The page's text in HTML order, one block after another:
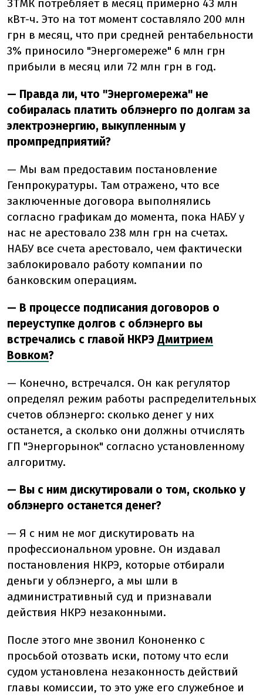
ЗТМК потребляет в месяц примерно 43 млн
кВт-ч. Это на тот момент составляло 200 млн
грн в месяц, что при средней рентабельности
3% приносило "Энергомереже" 6 млн грн
прибыли в месяц или 72 млн грн в год.
— Правда ли, что "Энергомережа" не
собиралась платить облэнерго по долгам за
электроэнергию, выкупленным у
промпредприятий?
— Мы вам предоставим постановление
Генпрокуратуры. Там отражено, что все
заключенные договора выполнялись
согласно графикам до момента, пока НАБУ у
нас не арестовало 238 млн грн на счетах.
НАБУ все счета арестовало, чем фактически
заблокировало работу компании по
банковским операциям.
— В процессе подписания договоров о
переуступке долгов с облэнерго вы
встречались с главой НКРЭ Дмитрием
Вовком?
— Конечно, встречался. Он как регулятор
определял режим работы распределительных
счетов облэнерго: сколько денег у них
останется, а сколько они должны отчислять
ГП "Энергорынок" согласно установленному
алгоритму.
— Вы с ним дискутировали о том, сколько у
облэнерго останется денег?
— Я с ним не мог дискутировать на
профессиональном уровне. Он издавал
постановления НКРЭ, которые отбирали
деньги у облэнерго, а мы шли в
административный суд и признавали
действия НКРЭ незаконными.
После этого мне звонил Кононенко с
просьбой отозвать иски, потому что если
судом установлена незаконность действий
главы комиссии, то это уже его служебное и